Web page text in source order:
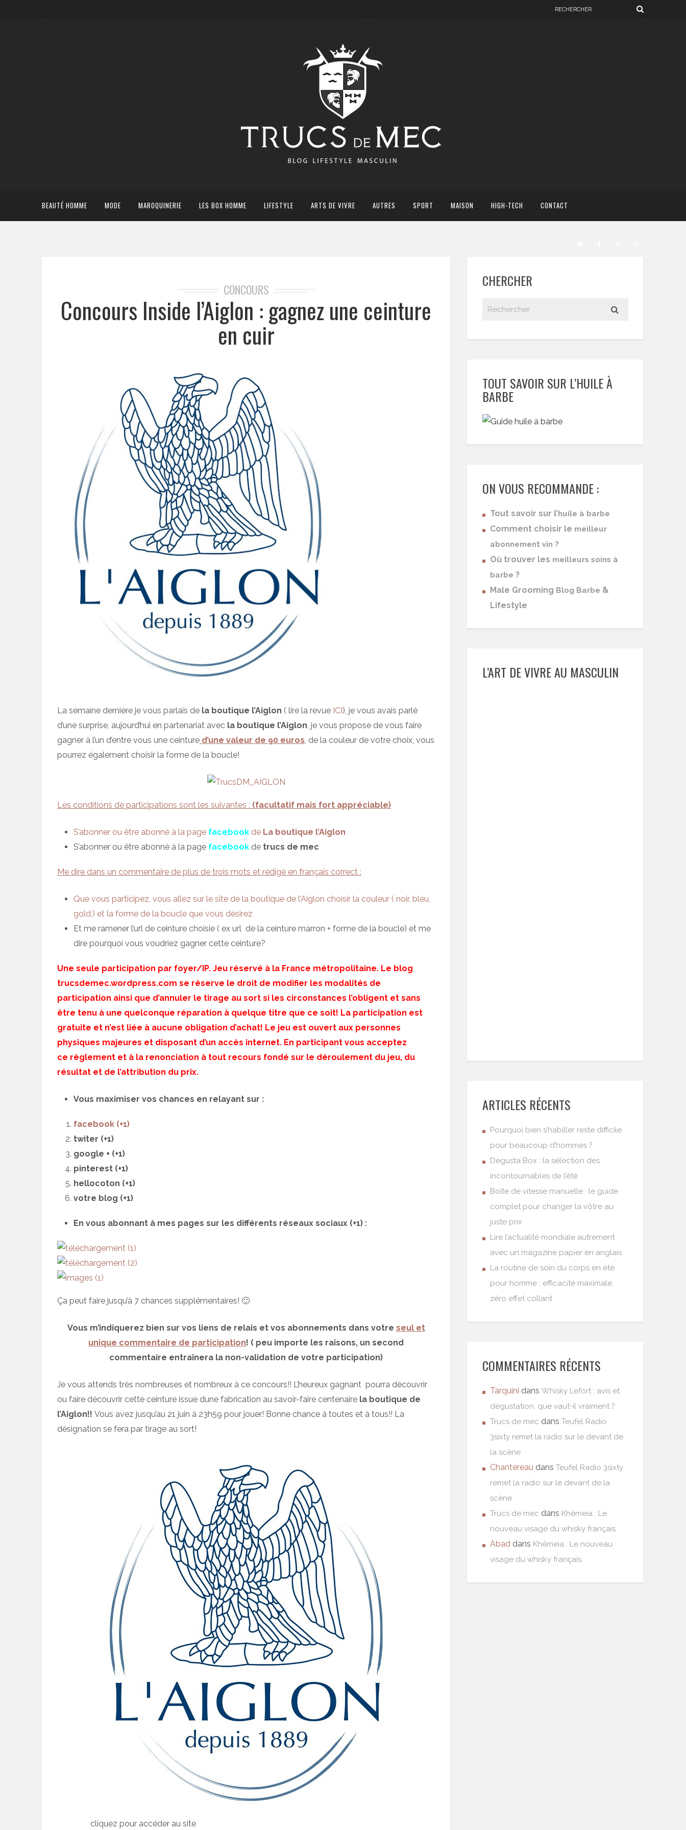
BEAUTÉ HOMME MODE MAROQUINERIE LES BOX HOMME LIFESTYLE ARTS DE VIVRE AUTRES SPORT MAISON HIGH-TECH CONTACT
CONCOURS
Concours Inside l’Aiglon : gagnez une ceinture
en cuir
La semaine dernière je vous parlais de la boutique l’Aiglon ( lire la revue ICI ), je vous avais parlé
d’une surprise, aujourd’hui en partenariat avec la boutique l’Aiglon, je vous propose de vous faire
gagner à l’un d’entre vous une ceinture d’une valeur de 90 euros, de la couleur de votre choix, vous
pourrez également choisir la forme de la boucle!
Les conditions de participations sont les suivantes : (facultatif mais fort appréciable)
S’abonner ou être abonné à la page facebook de La boutique l’Aiglon
S’abonner ou être abonné à la page facebook de trucs de mec
Me dire dans un commentaire de plus de trois mots et rédigé en français correct :
Que vous participez, vous allez sur le site de la boutique de l’Aiglon choisir la couleur ( noir, bleu,
gold,) et la forme de la boucle que vous désirez
Et me ramener l’url de ceinture choisie ( ex url de la ceinture marron + forme de la boucle) et me
dire pourquoi vous voudriez gagner cette ceinture?
Une seule participation par foyer/IP. Jeu réservé à la France métropolitaine. Le blog
trucsdemec.wordpress.com se réserve le droit de modifier les modalités de
participation ainsi que d’annuler le tirage au sort si les circonstances l’obligent et sans
être tenu à une quelconque réparation à quelque titre que ce soit! La participation est
gratuite et n’est liée à aucune obligation d’achat! Le jeu est ouvert aux personnes
physiques majeures et disposant d’un accès internet. En participant vous acceptez
ce règlement et à la renonciation à tout recours fondé sur le déroulement du jeu, du
résultat et de l’attribution du prix.
Vous maximiser vos chances en relayant sur :
facebook (+1)
twiter (+1)
google + (+1)
pinterest (+1)
hellocoton (+1)
votre blog (+1)
En vous abonnant à mes pages sur les différents réseaux sociaux (+1) :
Ça peut faire jusqu’à 7 chances supplémentaires! 🙂
Vous m’indiquerez bien sur vos liens de relais et vos abonnements dans votre seul et
unique commentaire de participation! ( peu importe les raisons, un second
commentaire entraînera la non-validation de votre participation)
Je vous attends très nombreuses et nombreux à ce concours!! L’heureux gagnant pourra découvrir
ou faire découvrir cette ceinture issue dune fabrication au savoir-faire centenaire la boutique de
l’Aiglon!! Vous avez jusqu’au 21 juin à 23h59 pour jouer! Bonne chance à toutes et à tous!! La
désignation se fera par tirage au sort!
cliquez pour accéder au site
CHERCHER
TOUT SAVOIR SUR L’HUILE À
BARBE
ON VOUS RECOMMANDE :
Tout savoir sur l’huile à barbe
Comment choisir le meilleur
abonnement vin ?
Où trouver les meilleurs soins à
barbe ?
Male Grooming Blog Barbe &
Lifestyle
L’ART DE VIVRE AU MASCULIN
ARTICLES RÉCENTS
Pourquoi bien s’habiller reste difficile
pour beaucoup d’hommes ?
Degusta Box : la sélection des
incontournables de l’été
Boîte de vitesse manuelle : le guide
complet pour changer la vôtre au
juste prix
Lire l’actualité mondiale autrement
avec un magazine papier en anglais
La routine de soin du corps en été
pour homme : efficacité maximale,
zéro effet collant
COMMENTAIRES RÉCENTS
Tarquini dans Whisky Lefort : avis et
dégustation, que vaut-il vraiment ?
Trucs de mec dans Teufel Radio
3sixty remet la radio sur le devant de
la scène
Chantereau dans Teufel Radio 3sixty
remet la radio sur le devant de la
scène
Trucs de mec dans Khêmeia : Le
nouveau visage du whisky français.
Abad dans Khêmeia : Le nouveau
visage du whisky français.